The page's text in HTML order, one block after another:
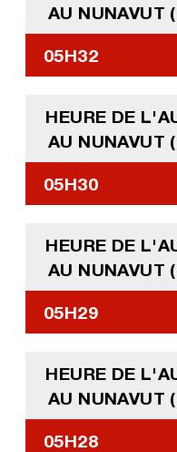
AU NUNAVUT
05H32
HEURE DE
AU NUNAVUT
05H30
HEURE DE
AU NUNAVUT
05H29
HEURE DE
AU NUNAVUT
05H28